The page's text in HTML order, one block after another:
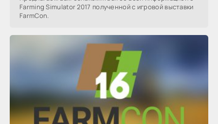
Farming Simulator 2017 полученной с игровой выставки
FarmCon.